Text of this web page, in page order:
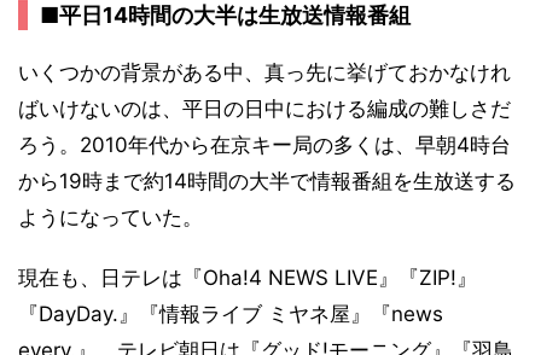
■平日14時間の大半は生放送情報番組
いくつかの背景がある中、真っ先に挙げておかなけれ
ばいけないのは、平日の日中における編成の難しさだ
ろう。2010年代から在京キー局の多くは、早朝4時台
から19時まで約14時間の大半で情報番組を生放送する
ようになっていた。
現在も、日テレは『Oha!4 NEWS LIVE』『ZIP!』
『DayDay.』『情報ライブ ミヤネ屋』『news
every.』、テレビ朝日は『グッド!モーニング』『羽鳥